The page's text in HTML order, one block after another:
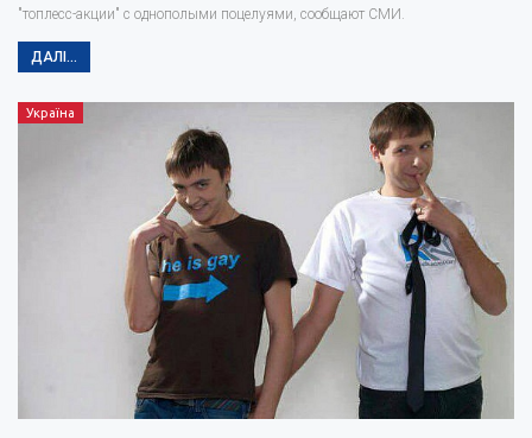
"топлесс-акции" с однополыми поцелуями, сообщают СМИ.
ДАЛІ...
Україна